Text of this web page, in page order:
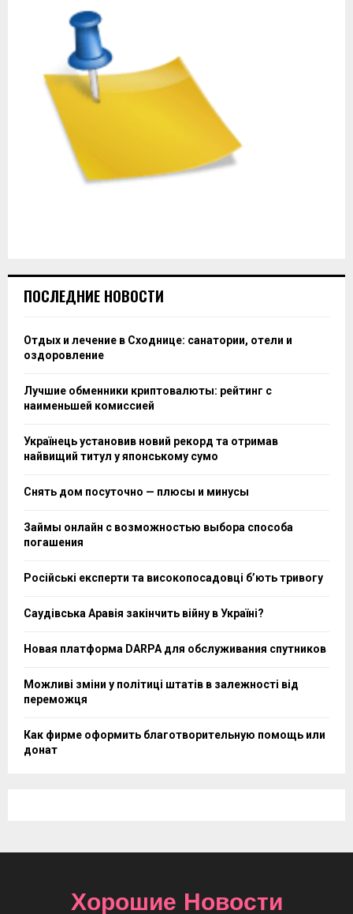
ПОСЛЕДНИЕ НОВОСТИ
Отдых и лечение в Сходнице: санатории, отели и
оздоровление
Лучшие обменники криптовалюты: рейтинг с
наименьшей комиссией
Українець установив новий рекорд та отримав
найвищий титул у японському сумо
Снять дом посуточно — плюсы и минусы
Займы онлайн с возможностью выбора способа
погашения
Російські експерти та високопосадовці бʼють тривогу
Саудівська Аравія закінчить війну в Україні?
Новая платформа DARPA для обслуживания спутников
Можливі зміни у політиці штатів в залежності від
переможця
Как фирме оформить благотворительную помощь или
донат
Хорошие Новости